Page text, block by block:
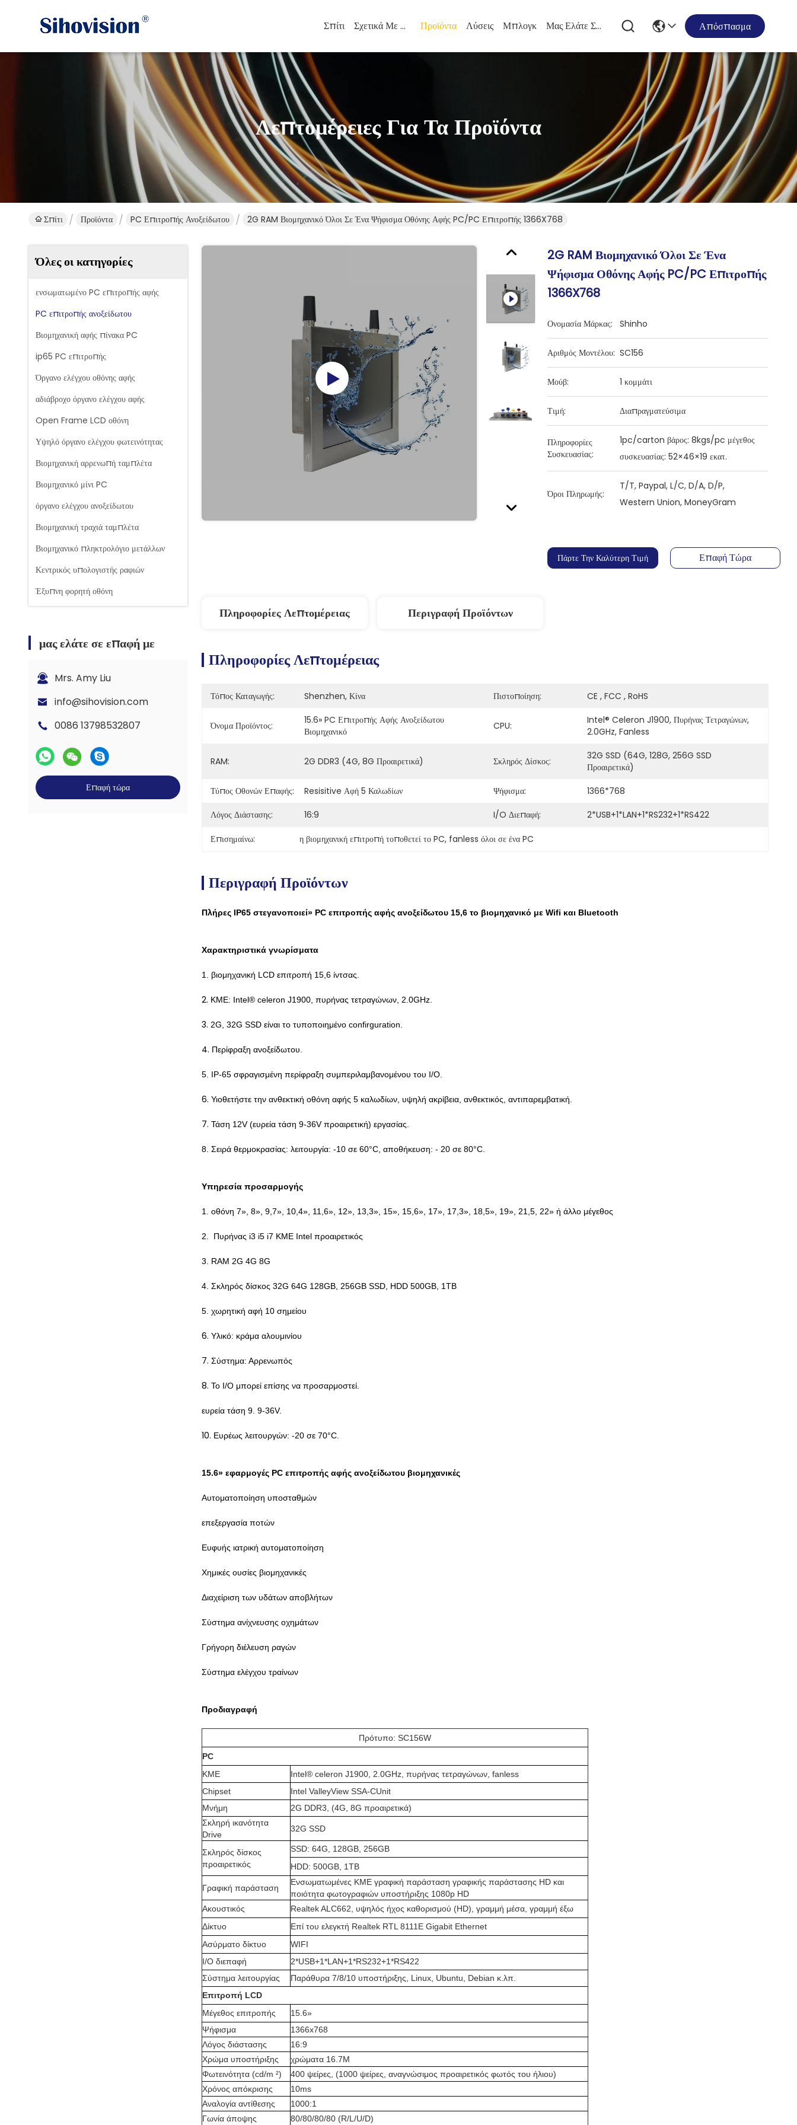
Σπίτι Σχετικά Με Εμάς Προϊόντα Λύσεις Μπλογκ Μας Ελάτε Σε Επαφή Με Απόσπασμα
Λεπτομέρειες Για Τα Προϊόντα
Σπίτι Προϊόντα PC Επιτροπής Ανοξείδωτου 2G RAM Βιομηχανικό Όλοι Σε Ένα Ψήφισμα Οθόνης Αφής PC/PC Επιτροπής 1366X768
Όλες οι κατηγορίες
ενσωματωμένο PC επιτροπής αφής
PC επιτροπής ανοξείδωτου
Βιομηχανική αφής πίνακα PC
ip65 PC επιτροπής
Όργανο ελέγχου οθόνης αφής
αδιάβροχο όργανο ελέγχου αφής
Open Frame LCD οθόνη
Υψηλό όργανο ελέγχου φωτεινότητας
Βιομηχανική αρρενωπή ταμπλέτα
Βιομηχανικό μίνι PC
όργανο ελέγχου ανοξείδωτου
Βιομηχανική τραχιά ταμπλέτα
Βιομηχανικό πληκτρολόγιο μετάλλων
Κεντρικός υπολογιστής ραφιών
Έξυπνη φορητή οθόνη
μας ελάτε σε επαφή με
Mrs. Amy Liu
info@sihovision.com
0086 13798532807
Επαφή τώρα
2G RAM Βιομηχανικό Όλοι Σε Ένα
Ψήφισμα Οθόνης Αφής PC/PC Επιτροπής
1366X768
Ονομασία Μάρκας: Shinho
Αριθμός Μοντέλου: SC156
Μούβ: 1 κομμάτι
Τιμή: Διαπραγματεύσιμα
Πληροφορίες
Συσκευασίας:
1pc/carton βάρος: 8kgs/pc μέγεθος
συσκευασίας: 52×46×19 εκατ.
Όροι Πληρωμής:
T/T, Paypal, L/C, D/A, D/P,
Western Union, MoneyGram
Πάρτε Την Καλύτερη Τιμή Επαφή Τώρα
Πληροφορίες Λεπτομέρειας Περιγραφή Προϊόντων
Πληροφορίες Λεπτομέρειας
Τόπος Καταγωγής: Shenzhen, Κίνα Πιστοποίηση: CE , FCC , RoHS
Όνομα Προϊόντος:
15.6» PC Επιτροπής Αφής Ανοξείδωτου
Βιομηχανικό
CPU:
Intel® Celeron J1900, Πυρήνας Τετραγώνων,
2.0GHz, Fanless
RAM: 2G DDR3 (4G, 8G Προαιρετικά) Σκληρός Δίσκος:
32G SSD (64G, 128G, 256G SSD
Προαιρετικά)
Τύπος Οθονών Επαφής:
Resisitive Αφή 5 Καλωδίων Ψήφισμα:
1366*768
Λόγος Διάστασης:
16:9 I/O Διεπαφή: 2*USB+1*LAN+1*RS232+1*RS422
Επισημαίνω: η βιομηχανική επιτροπή τοποθετεί το PC, fanless όλοι σε ένα PC
Περιγραφή Προϊόντων
Πλήρες IP65 στεγανοποιεί» PC επιτροπής αφής ανοξείδωτου 15,6 το βιομηχανικό με Wifi και Bluetooth
Χαρακτηριστικά γνωρίσματα
1. βιομηχανική LCD επιτροπή 15,6 ίντσας.
2. ΚΜΕ: Intel® celeron J1900, πυρήνας τετραγώνων, 2.0GHz.
3. 2G, 32G SSD είναι το τυποποιημένο confirguration.
4. Περίφραξη ανοξείδωτου.
5. IP-65 σφραγισμένη περίφραξη συμπεριλαμβανομένου του I/O.
6. Υιοθετήστε την ανθεκτική οθόνη αφής 5 καλωδίων, υψηλή ακρίβεια, ανθεκτικός, αντιπαρεμβατική.
7. Τάση 12V (ευρεία τάση 9-36V προαιρετική) εργασίας.
8. Σειρά θερμοκρασίας: λειτουργία: -10 σε 60°C, αποθήκευση: - 20 σε 80°C.
Υπηρεσία προσαρμογής
1. οθόνη 7», 8», 9,7», 10,4», 11,6», 12», 13,3», 15», 15,6», 17», 17,3», 18,5», 19», 21,5, 22» ή άλλο μέγεθος
2. Πυρήνας i3 i5 i7 ΚΜΕ Intel προαιρετικός
3. RAM 2G 4G 8G
4. Σκληρός δίσκος 32G 64G 128GB, 256GB SSD, HDD 500GB, 1TB
5. χωρητική αφή 10 σημείου
6. Υλικό: κράμα αλουμινίου
7. Σύστημα: Αρρενωπός
8. Το I/O μπορεί επίσης να προσαρμοστεί.
ευρεία τάση 9. 9-36V.
10. Ευρέως λειτουργών: -20 σε 70°C.
15.6» εφαρμογές PC επιτροπής αφής ανοξείδωτου βιομηχανικές
Αυτοματοποίηση υποσταθμών
επεξεργασία ποτών
Ευφυής ιατρική αυτοματοποίηση
Χημικές ουσίες βιομηχανικές
Διαχείριση των υδάτων αποβλήτων
Σύστημα ανίχνευσης οχημάτων
Γρήγορη διέλευση ραγών
Σύστημα ελέγχου τραίνων
Προδιαγραφή
Πρότυπο: SC156W
PC
ΚΜΕ
Intel® celeron J1900, 2.0GHz, πυρήνας τετραγώνων, fanless
Chipset
Intel ValleyView SSA-CUnit
Μνήμη
2G DDR3, (4G, 8G προαιρετικά)
Σκληρή ικανότητα
Drive
32G SSD
Σκληρός δίσκος
προαιρετικός
SSD: 64G, 128GB, 256GB
HDD: 500GB, 1TB
Γραφική παράσταση
Ενσωματωμένες ΚΜΕ γραφική παράσταση γραφικής παράστασης HD και
ποιότητα φωτογραφιών υποστήριξης 1080p HD
Ακουστικός
Realtek ALC662, υψηλός ήχος καθορισμού (HD), γραμμή μέσα, γραμμή έξω
Δίκτυο
Επί του ελεγκτή Realtek RTL 8111E Gigabit Ethernet
Ασύρματο δίκτυο
WIFI
I/O διεπαφή
2*USB+1*LAN+1*RS232+1*RS422
Σύστημα λειτουργίας
Παράθυρα 7/8/10 υποστήριξης, Linux, Ubuntu, Debian κ.λπ.
Επιτροπή LCD
Μέγεθος επιτροπής
15.6»
Ψήφισμα
1366x768
Λόγος διάστασης
16:9
Χρώμα υποστήριξης
χρώματα 16.7M
Φωτεινότητα (cd/m ²)
400 ψείρες, (1000 ψείρες, αναγνώσιμος προαιρετικός φωτός του ήλιου)
Χρόνος απόκρισης
10ms
Αναλογία αντίθεσης
1000:1
Γωνία άποψης
80/80/80/80 (R/L/U/D)